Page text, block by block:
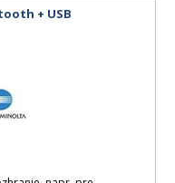
+ USB